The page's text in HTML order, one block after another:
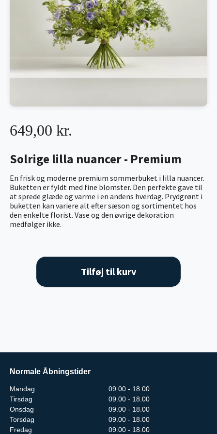
Solrige lilla nuancer - Premium
En frisk og moderne premium sommerbuket i lilla nuancer.
Buketten er fyldt med fine blomster. Den perfekte gave til
at sprede glæde og varme i en andens hverdag. Prydgrønt i
buketten kan variere alt efter sæson og sortimentet hos
den enkelte florist. Vase og den øvrige dekoration
medfølger ikke.
649,00 kr.
Tilføj til kurv
Normale Åbningstider
Mandag
09.00 - 18.00
Tirsdag
09.00 - 18.00
Onsdag
09.00 - 18.00
Torsdag
09.00 - 18.00
Fredag
09.00 - 18.00